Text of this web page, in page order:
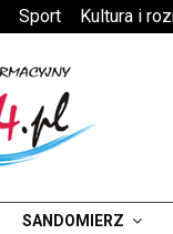
Sport Kultura i
SANDOMIERZ